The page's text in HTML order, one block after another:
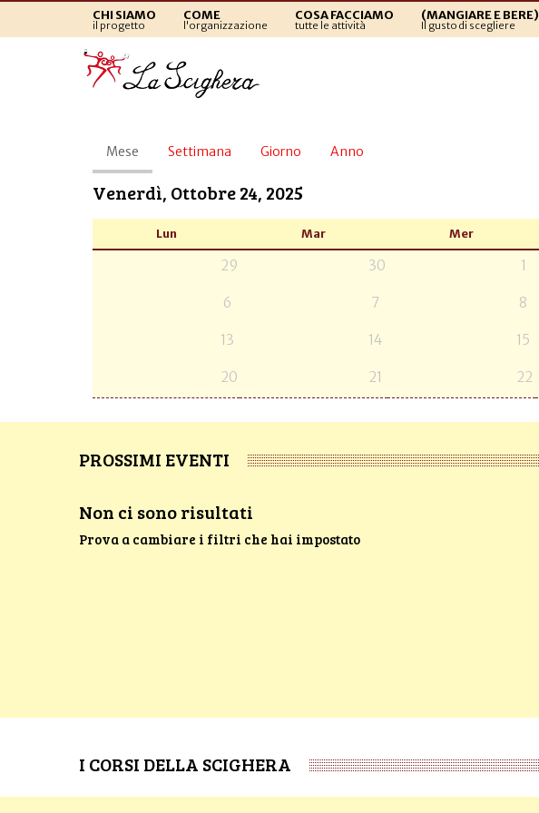
CHI SIAMO
il progetto
COME
l'organizzazione
COSA FACCIAMO
tutte le attività
(MANGIARE E BERE)
Il gusto di scegliere
Schede
primarie
Mese (scheda
attiva)
Settimana Giorno Anno
Venerdì, Ottobre 24, 2025
Lun Mar Mer
29 30 1
6 7 8
13 14 15
20 21 22
PROSSIMI EVENTI
Non ci sono risultati
Prova a cambiare i filtri che hai impostato
I CORSI DELLA SCIGHERA